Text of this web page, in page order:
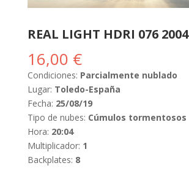
REAL LIGHT HDRI 076 2004
16,00 €
Condiciones: Parcialmente nublado
Lugar: Toledo-España
Fecha: 25/08/19
Tipo de nubes: Cúmulos tormentosos
Hora: 20:04
Multiplicador: 1
Backplates: 8